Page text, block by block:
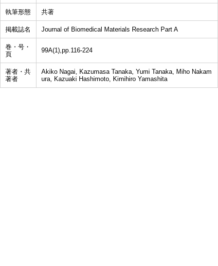
執筆形態 共著
掲載誌名 Journal of Biomedical Materials Research Part A
巻・号・
頁
99A(1),pp.116-224
著者・共
著者
Akiko Nagai, Kazumasa Tanaka, Yumi Tanaka, Miho Nakam
ura, Kazuaki Hashimoto, Kimihiro Yamashita